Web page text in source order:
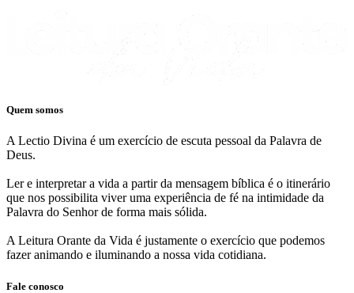
Quem somos
A Lectio Divina é um exercício de escuta pessoal da Palavra de
Deus.
Ler e interpretar a vida a partir da mensagem bíblica é o itinerário
que nos possibilita viver uma experiência de fé na intimidade da
Palavra do Senhor de forma mais sólida.
A Leitura Orante da Vida é justamente o exercício que podemos
fazer animando e iluminando a nossa vida cotidiana.
Fale conosco